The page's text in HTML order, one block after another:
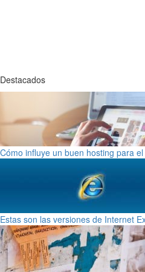
Destacados
Cómo influye un buen hosting para
Estas son las versiones de Internet